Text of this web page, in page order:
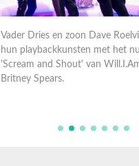
Vader Dries en zoon Dave
hun playbackkunsten met het
'Scream and Shout' van
Britney Spears.